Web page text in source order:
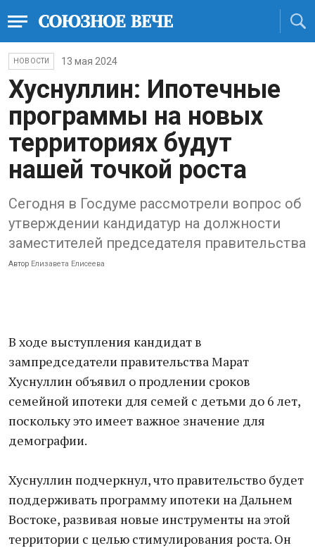
НОВОСТИ 13 мая 2024
Хуснуллин: Ипотечные
программы на новых
территориях будут
нашей точкой роста
Сегодня в Госдуме рассмотрели вопрос об
утверждении кандидатур на должности
заместителей председателя правительства
Автор Елизавета Елисеева
В ходе выступления кандидат в
зампредседатели правительства Марат
Хуснуллин объявил о продлении сроков
семейной ипотеки для семей с детьми до 6 лет,
поскольку это имеет важное значение для
демографии.
Хуснуллин подчеркнул, что правительство будет
поддерживать программу ипотеки на Дальнем
Востоке, развивая новые инструменты на этой
территории с целью стимулирования роста. Он